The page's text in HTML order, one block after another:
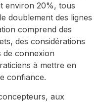
environ 20%, tous
doublement des lignes
comprend des
des considérations
de connexion
à mettre en
confiance.
aux